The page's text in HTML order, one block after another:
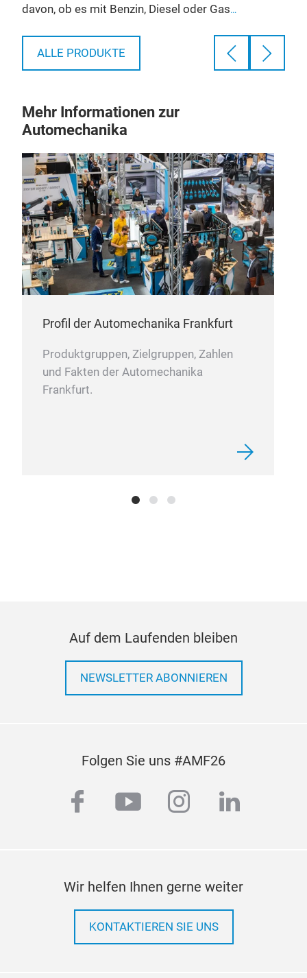
davon, ob es mit Benzin, Diesel oder Gas
hochqualitative Rohstoffe und die modernsten
Additive bei der Herstellung verwendet werden,
sicher schmieren. Widerstandsfähigkeit und
Qualität zeichnen unsere Motorenöle genauso
aus wie ein faires Preis-Leistungs-Verhältnis.
Zahlreiche Freigaben namhafter
Automobilhersteller bestätigen die guten
Eigenschaften unserer Öle.
ALLE PRODUKTE
Mehr Informationen zur
Automechanika
Profil der Automechanika Frankfurt
Produktgruppen, Zielgruppen, Zahlen
und Fakten der Automechanika
Frankfurt.
Auf dem Laufenden bleiben
NEWSLETTER ABONNIEREN
Folgen Sie uns #AMF26
facebook
youtubeinstagram
linkedin
Wir helfen Ihnen gerne weiter
KONTAKTIEREN SIE UNS